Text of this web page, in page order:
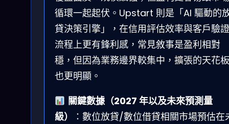
循環一起起伏。Upstart 則是「AI 驅動的
貸決策引擎」，在信用評估效率與客戶驗證
流程上更有鋒利感，常見敘事是盈利相對
穩，但因為業務邊界較集中，擴張的天花板
也更明顯。
關鍵數據（2027 年以及未來預測量
級）
：數位放貸/數位借貸相關市場預估在